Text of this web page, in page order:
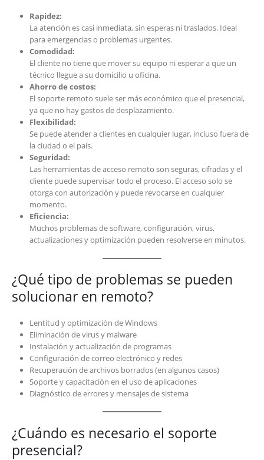
Rapidez:
La atención es casi inmediata, sin esperas ni traslados. Ideal
para emergencias o problemas urgentes.
Comodidad:
El cliente no tiene que mover su equipo ni esperar a que un
técnico llegue a su domicilio u oficina.
Ahorro de costos:
El soporte remoto suele ser más económico que el presencial,
ya que no hay gastos de desplazamiento.
Flexibilidad:
Se puede atender a clientes en cualquier lugar, incluso fuera de
la ciudad o el país.
Seguridad:
Las herramientas de acceso remoto son seguras, cifradas y el
cliente puede supervisar todo el proceso. El acceso solo se
otorga con autorización y puede revocarse en cualquier
momento.
Eficiencia:
Muchos problemas de software, configuración, virus,
actualizaciones y optimización pueden resolverse en minutos.
¿Qué tipo de problemas se pueden
solucionar en remoto?
Lentitud y optimización de Windows
Eliminación de virus y malware
Instalación y actualización de programas
Configuración de correo electrónico y redes
Recuperación de archivos borrados (en algunos casos)
Soporte y capacitación en el uso de aplicaciones
Diagnóstico de errores y mensajes de sistema
¿Cuándo es necesario el soporte
presencial?